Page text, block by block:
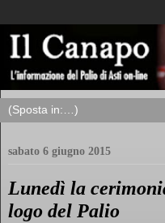
sabato 6 giugno 2015
Lunedì la
logo del Palio